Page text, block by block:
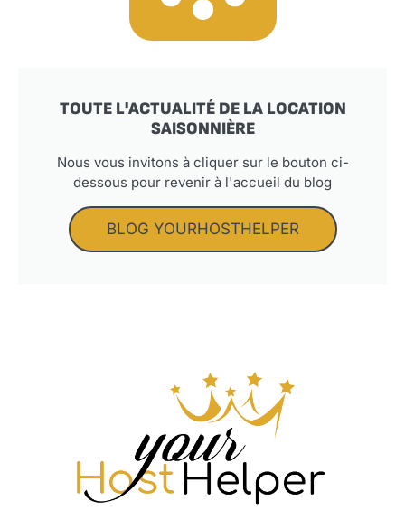
TOUTE L'ACTUALITÉ DE LA LOCATION
SAISONNIÈRE
Nous vous invitons à cliquer sur le bouton ci-
dessous pour revenir à l'accueil du blog
BLOG YOURHOSTHELPER